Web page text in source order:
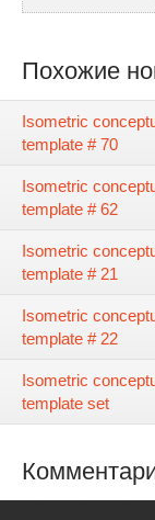
Похожие
Isometric
template # 70
Isometric
template # 62
Isometric
template # 21
Isometric
template # 22
Isometric
template set